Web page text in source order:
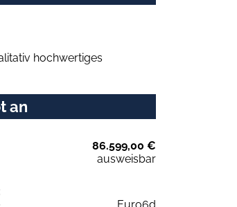
hochwertiges
an
86.599,00 €
ausweisbar
Euro6d